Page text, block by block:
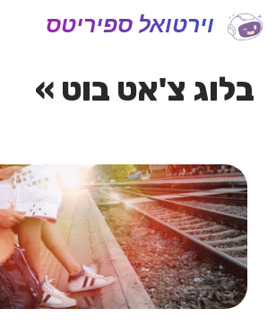
וירטואל ספיריטס
בלוג צ'אט בוט »